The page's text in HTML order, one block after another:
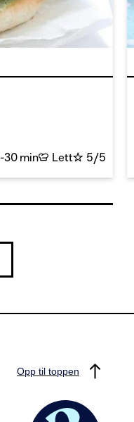
30 min Lett 5/5
Opp til toppen